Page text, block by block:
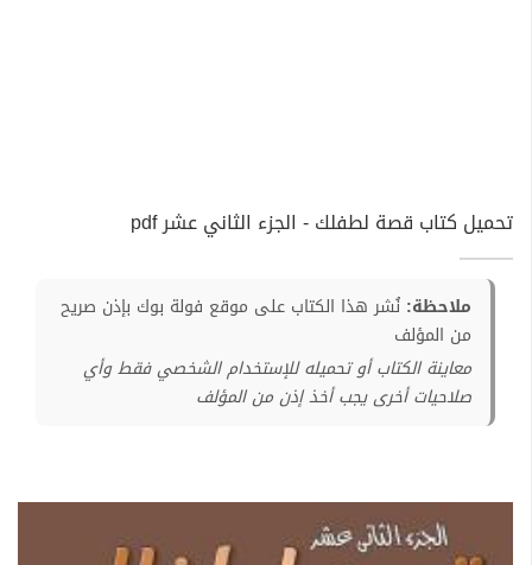
تحميل كتاب قصة لطفلك - الجزء الثاني عشر pdf
ملاحظة: نُشر هذا الكتاب على موقع فولة بوك بإذن صريح
من المؤلف
معاينة الكتاب أو تحميله للإستخدام الشخصي فقط وأي
صلاحيات أخرى يجب أخذ إذن من المؤلف